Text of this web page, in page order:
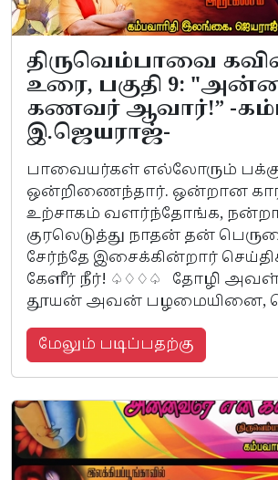
திருவெம்பாவை
உரை, பகுதி 9:
கணவர் ஆவார்!” -
இ.ஜெயராஜ்-
பாவையர்கள் எல்லோரும்
ஒன்றிணைந்தார். ஒன்றான
உற்சாகம் வளர்ந்தோங்க,
குரலெடுத்து நாதன் தன்
சேர்ந்தே இசைக்கின்றார்
கேளீர் நீர்! ♤♢♢♤ தோழி அவள்
தூயன் அவன் பழமையினை,
மேலும் படிப்பதற்கு